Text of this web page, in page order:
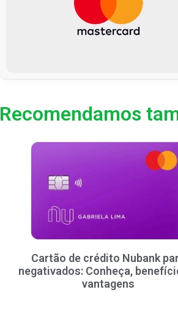
Recomendamos
Cartão de crédito Nubank
negativados: Conheça,
vantagens